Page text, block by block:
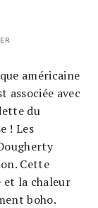
américaine
associée avec
du
! Les
Cette
la chaleur
boho.